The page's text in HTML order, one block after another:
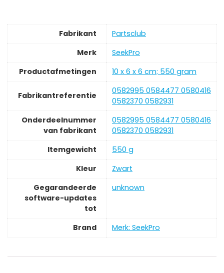
Fabrikant
‎Partsclub
Merk
‎SeekPro
Productafmetingen
‎10 x 6 x 6 cm; 550 gram
Fabrikantreferentie
‎0582995 0584477 0580416
0582370 0582931
Onderdeelnummer
van fabrikant
‎0582995 0584477 0580416
0582370 0582931
Itemgewicht
‎550 g
Kleur
‎Zwart
Gegarandeerde
software-updates
tot
‎unknown
Brand Merk: SeekPro